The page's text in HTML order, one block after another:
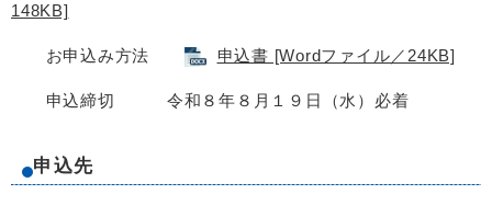
148KB]
お申込み方法 申込書 [Wordファイル／24KB]
申込締切 令和８年８月１９日（水）必着
申込先